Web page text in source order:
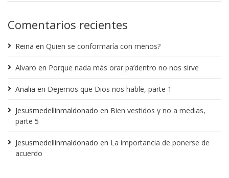
Comentarios recientes
Reina en Quien se conformaría con menos?
Alvaro en Porque nada más orar pa’dentro no nos sirve
Analia en Dejemos que Dios nos hable, parte 1
Jesusmedellinmaldonado en Bien vestidos y no a medias,
parte 5
Jesusmedellinmaldonado en La importancia de ponerse de
acuerdo